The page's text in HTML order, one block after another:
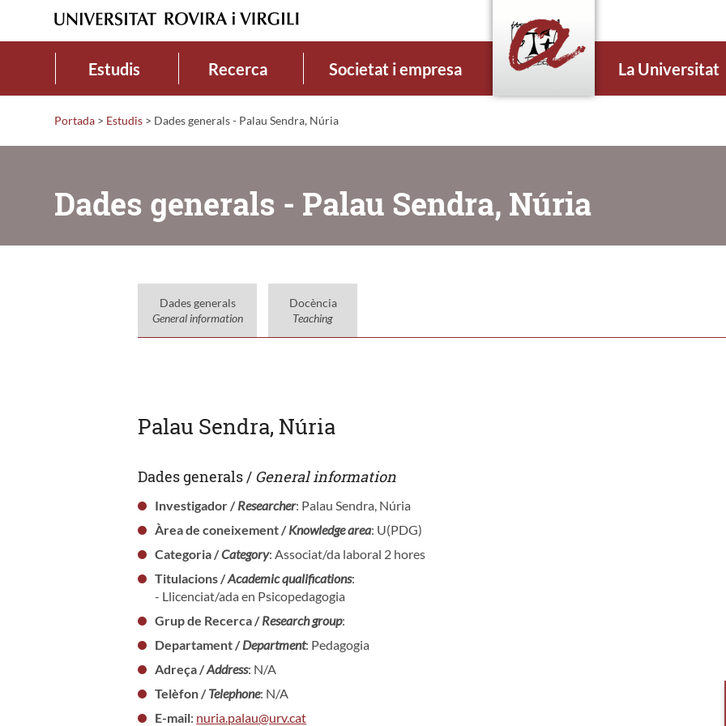
Estudis Recerca Societat i empresa La Universitat
Portada > Estudis > Dades generals - Palau Sendra, Núria
Dades generals - Palau Sendra, Núria
Dades generals
General information
Docència
Teaching
Palau Sendra, Núria
Dades generals / General information
Investigador /Researcher: Palau Sendra, Núria
Àrea de coneixement /Knowledge area: U(PDG)
Categoria /Category: Associat/da laboral 2 hores
Titulacions /Academic qualifications:
- Llicenciat/ada en Psicopedagogia
Grup de Recerca /Research group:
Departament /Department: Pedagogia
Adreça /Address: N/A
Telèfon /Telephone: N/A
E-mail: nuria.palau@urv.cat